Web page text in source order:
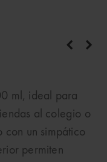
ml, ideal para
al colegio o
con un simpático
permiten